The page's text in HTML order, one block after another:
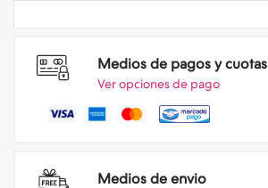
Medios de pagos y cuotas
Ver opciones de pago
Medios de envio